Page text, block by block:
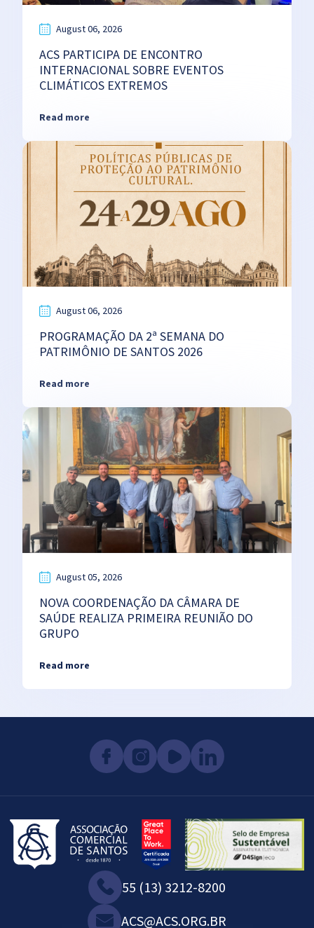
August 06, 2026
ACS PARTICIPA DE ENCONTRO
INTERNACIONAL SOBRE EVENTOS
CLIMÁTICOS EXTREMOS
Read more
August 06, 2026
PROGRAMAÇÃO DA 2ª SEMANA DO
PATRIMÔNIO DE SANTOS 2026
Read more
August 05, 2026
NOVA COORDENAÇÃO DA CÂMARA DE
SAÚDE REALIZA PRIMEIRA REUNIÃO DO
GRUPO
Read more
55 (13) 3212-8200
ACS@ACS.ORG.BR